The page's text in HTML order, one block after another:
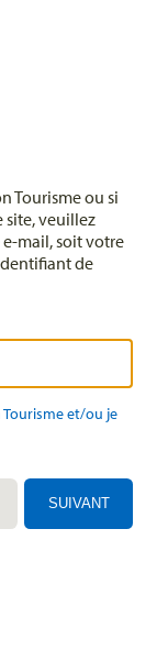
Tourisme ou si
site, veuillez
mail, soit votre
de
Tourisme et/ou je